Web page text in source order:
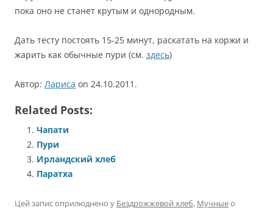
пока оно не станет крутым и однородным.
Дать тесту постоять 15-25 минут, раскатать на коржи и
жарить как обычные пури (см. здесь)
Автор: Лариса on 24.10.2011.
Related Posts:
Чапати
Пури
Ирландский хлеб
Паратха
Цей запис оприлюднено у Бездрожжевой хлеб, Мучныео